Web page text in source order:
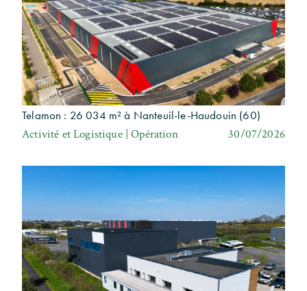
Telamon : 26 034 m² à Nanteuil-le-Haudouin (60)
Activité et Logistique | Opération 30/07/2026